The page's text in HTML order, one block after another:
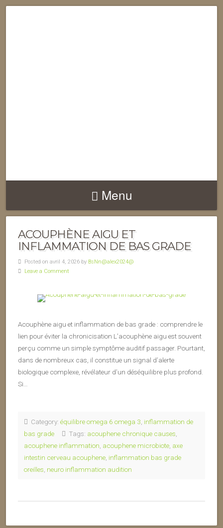
Menu
ACOUPHÈNE AIGU ET
INFLAMMATION DE BAS GRADE
Posted on avril 4, 2026 by BsNn@alex2024@
Leave a Comment
Acouphène aigu et inflammation de bas grade : comprendre le
lien pour éviter la chronicisation L’acouphène aigu est souvent
perçu comme un simple symptôme auditif passager. Pourtant,
dans de nombreux cas, il constitue un signal d’alerte
biologique complexe, révélateur d’un déséquilibre plus profond.
Si…
Category: équilibre omega 6 omega 3 inflammation de
bas grade
Tags: acouphene chronique causes
acouphene inflammation acouphene microbiote axe
intestin cerveau acouphene inflammation bas grade
oreilles neuro inflammation audition